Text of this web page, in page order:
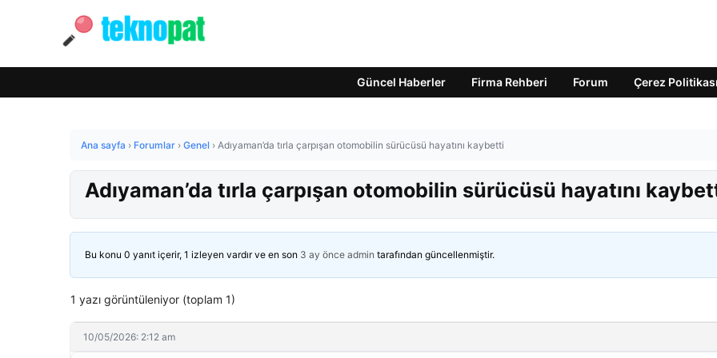
Güncel Haberler Firma Rehberi Forum Çerez
Ana sayfa › Forumlar › Genel › Adıyaman’da tırla çarpışan otomobilin sürücüsü hayatını kaybetti
Adıyaman’da tırla çarpışan otomobilin sürücüsü hayatını
Bu konu 0 yanıt içerir, 1 izleyen vardır ve en son 3 ay önce admin tarafından güncellenmiştir.
1 yazı görüntüleniyor (toplam 1)
10/05/2026: 2:12 am